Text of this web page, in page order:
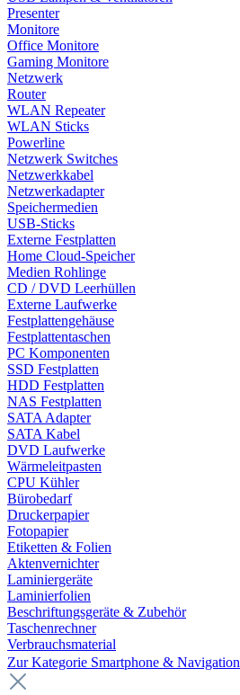
Presenter
Monitore
Office Monitore
Gaming Monitore
Netzwerk
Router
WLAN Repeater
WLAN Sticks
Powerline
Netzwerk Switches
Netzwerkkabel
Netzwerkadapter
Speichermedien
USB-Sticks
Externe Festplatten
Home Cloud-Speicher
Medien Rohlinge
CD / DVD Leerhüllen
Externe Laufwerke
Festplattengehäuse
Festplattentaschen
PC Komponenten
SSD Festplatten
HDD Festplatten
NAS Festplatten
SATA Adapter
SATA Kabel
DVD Laufwerke
Wärmeleitpasten
CPU Kühler
Bürobedarf
Druckerpapier
Fotopapier
Etiketten & Folien
Aktenvernichter
Laminiergeräte
Laminierfolien
Beschriftungsgeräte & Zubehör
Taschenrechner
Verbrauchsmaterial
Zur Kategorie Smartphone & Navigation